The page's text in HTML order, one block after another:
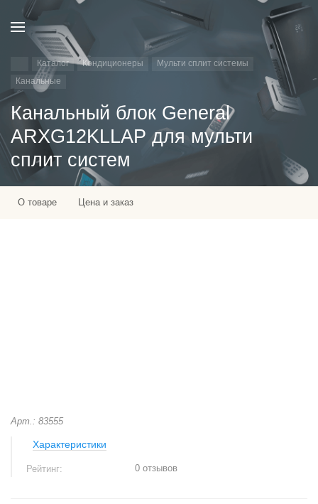
Каталог Кондиционеры
Мульти сплит системы
Канальные
Канальный блок General
ARXG12KLLAP для мульти
сплит систем
О товаре Цена и заказ
Арт.: 83555
Характеристики
Рейтинг: 0 отзывов